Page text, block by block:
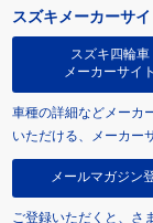
スズキメーカーサイ
スズキ四輪車
メーカーサイト
車種の詳細などメーカ
いただける、メーカー
メールマガジン
ご登録いただくと、さ